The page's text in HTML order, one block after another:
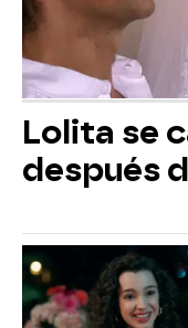
Lolita se
después